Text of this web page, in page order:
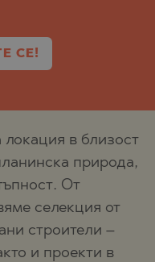
СЕ!
в близост
природа,
От
селекция от
строители –
и проекти в